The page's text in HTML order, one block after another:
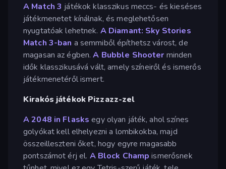
A Match 3 játékok klasszikus meccs- és kieséses
játékmenetet kínálnak, és meglehetősen
nyugtatóak lehetnek. A Diamant: Sky Stories
Match 3-ban a semmiből építhetsz várost, de
magasan az égben.A Bubble Shooter minden
idők klasszikusává vált, amely színeiről és ismerős
játékmenetéről ismert.
Kirakós játékok Pizzazz-zel
A 2048 in Flasks egy olyan játék, ahol színes
golyókat kell elhelyezni a lombikokba, majd
összeilleszteni őket, hogy egyre magasabb
pontszámot érj el. A Block Champ ismerősnek